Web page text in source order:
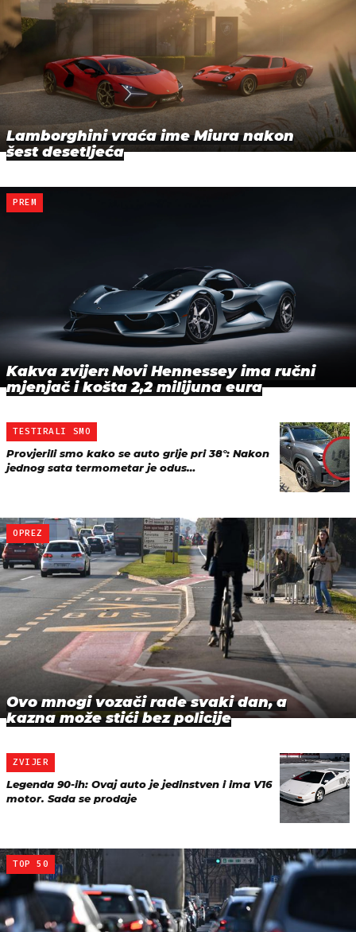
Lamborghini vraća ime Miura nakon
šest desetljeća
PREM
Kakva zvijer: Novi Hennessey ima ručni
mjenjač i košta 2,2 milijuna eura
TESTIRALI SMO
Provjerili smo kako se auto grije pri 38°: Nakon
jednog sata termometar je odus…
OPREZ
Ovo mnogi vozači rade svaki dan, a
kazna može stići bez policije
ZVIJER
Legenda 90-ih: Ovaj auto je jedinstven i ima V16
motor. Sada se prodaje
TOP 50